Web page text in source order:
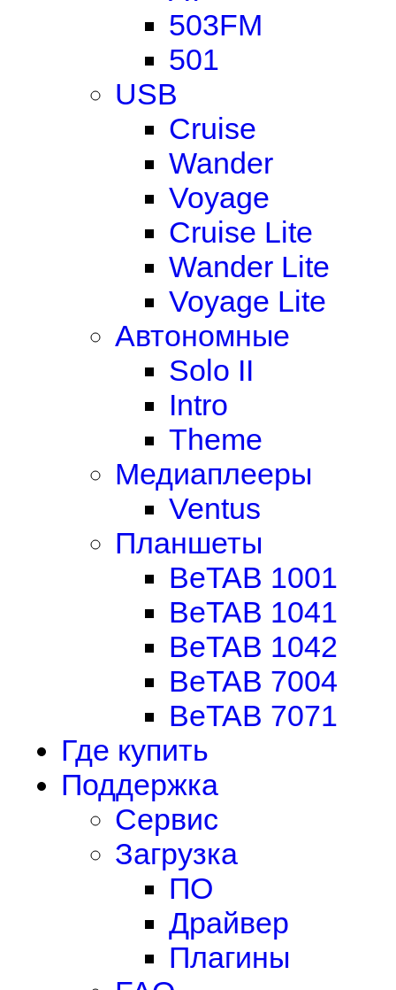
503FM
501
USB
Cruise
Wander
Voyage
Cruise Lite
Wander Lite
Voyage Lite
Автономные
Solo II
Intro
Theme
Медиаплееры
Ventus
Планшеты
BeTAB 1001
BeTAB 1041
BeTAB 1042
BeTAB 7004
BeTAB 7071
Где купить
Поддержка
Сервис
Загрузка
ПО
Драйвер
Плагины